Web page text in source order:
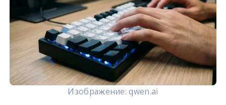
Изображение: qwen.ai